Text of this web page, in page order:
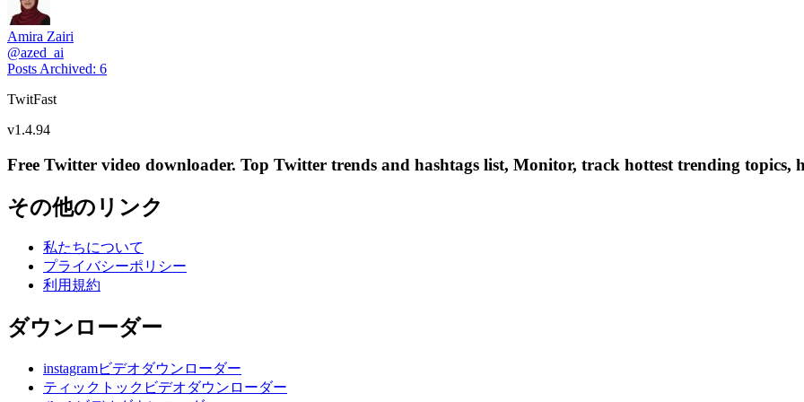
Amira Zairi
@azed_ai
Posts Archived: 6
TwitFast
v1.4.94
Free Twitter video downloader. Top Twitter trends and hashtags list, Monitor, track hottest trending topics,
その他のリンク
私たちについて
プライバシーポリシー
利用規約
ダウンローダー
instagramビデオダウンローダー
ティックトックビデオダウンローダー